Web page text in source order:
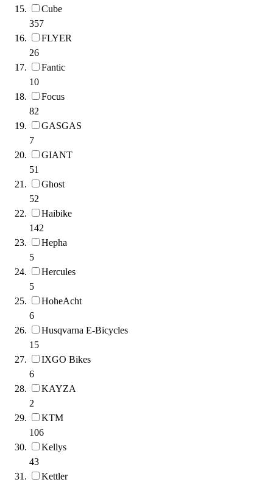
Cube
357
FLYER
26
Fantic
10
Focus
82
GASGAS
7
GIANT
51
Ghost
52
Haibike
142
Hepha
5
Hercules
5
HoheAcht
6
Husqvarna E-Bicycles
15
IXGO Bikes
6
KAYZA
2
KTM
106
Kellys
43
Kettler